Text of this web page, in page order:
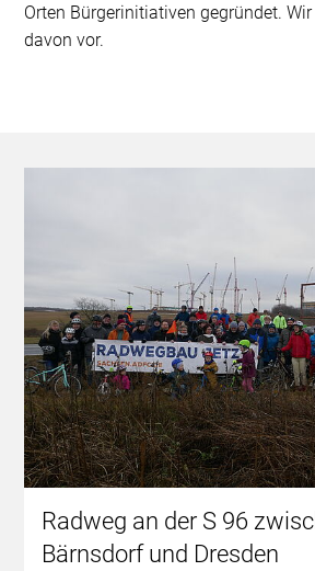
Orten Bürgerinitiativen gegründet.
davon vor.
Radweg an der S 96
Bärnsdorf und Dresden